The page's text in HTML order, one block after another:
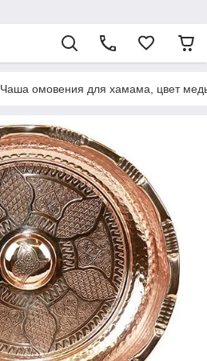
Чаша омовения для хамама, цвет